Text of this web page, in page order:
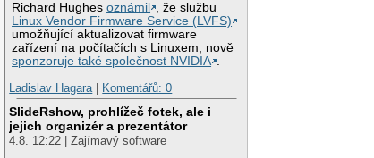
Richard Hughesoznámil
, že službu
Linux Vendor Firmware Service (LVFS)
umožňující aktualizovat firmware
zařízení na počítačích s Linuxem, nově
sponzoruje také společnost NVIDIA .
Ladislav Hagara| Komentářů: 0
SlideRshow, prohlížeč fotek, ale i
jejich organizér a prezentátor
4.8. 12:22 | Zajímavý software